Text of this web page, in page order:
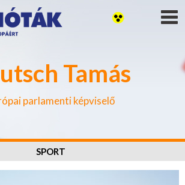
Tamás
parlamenti képviselő
SPORT